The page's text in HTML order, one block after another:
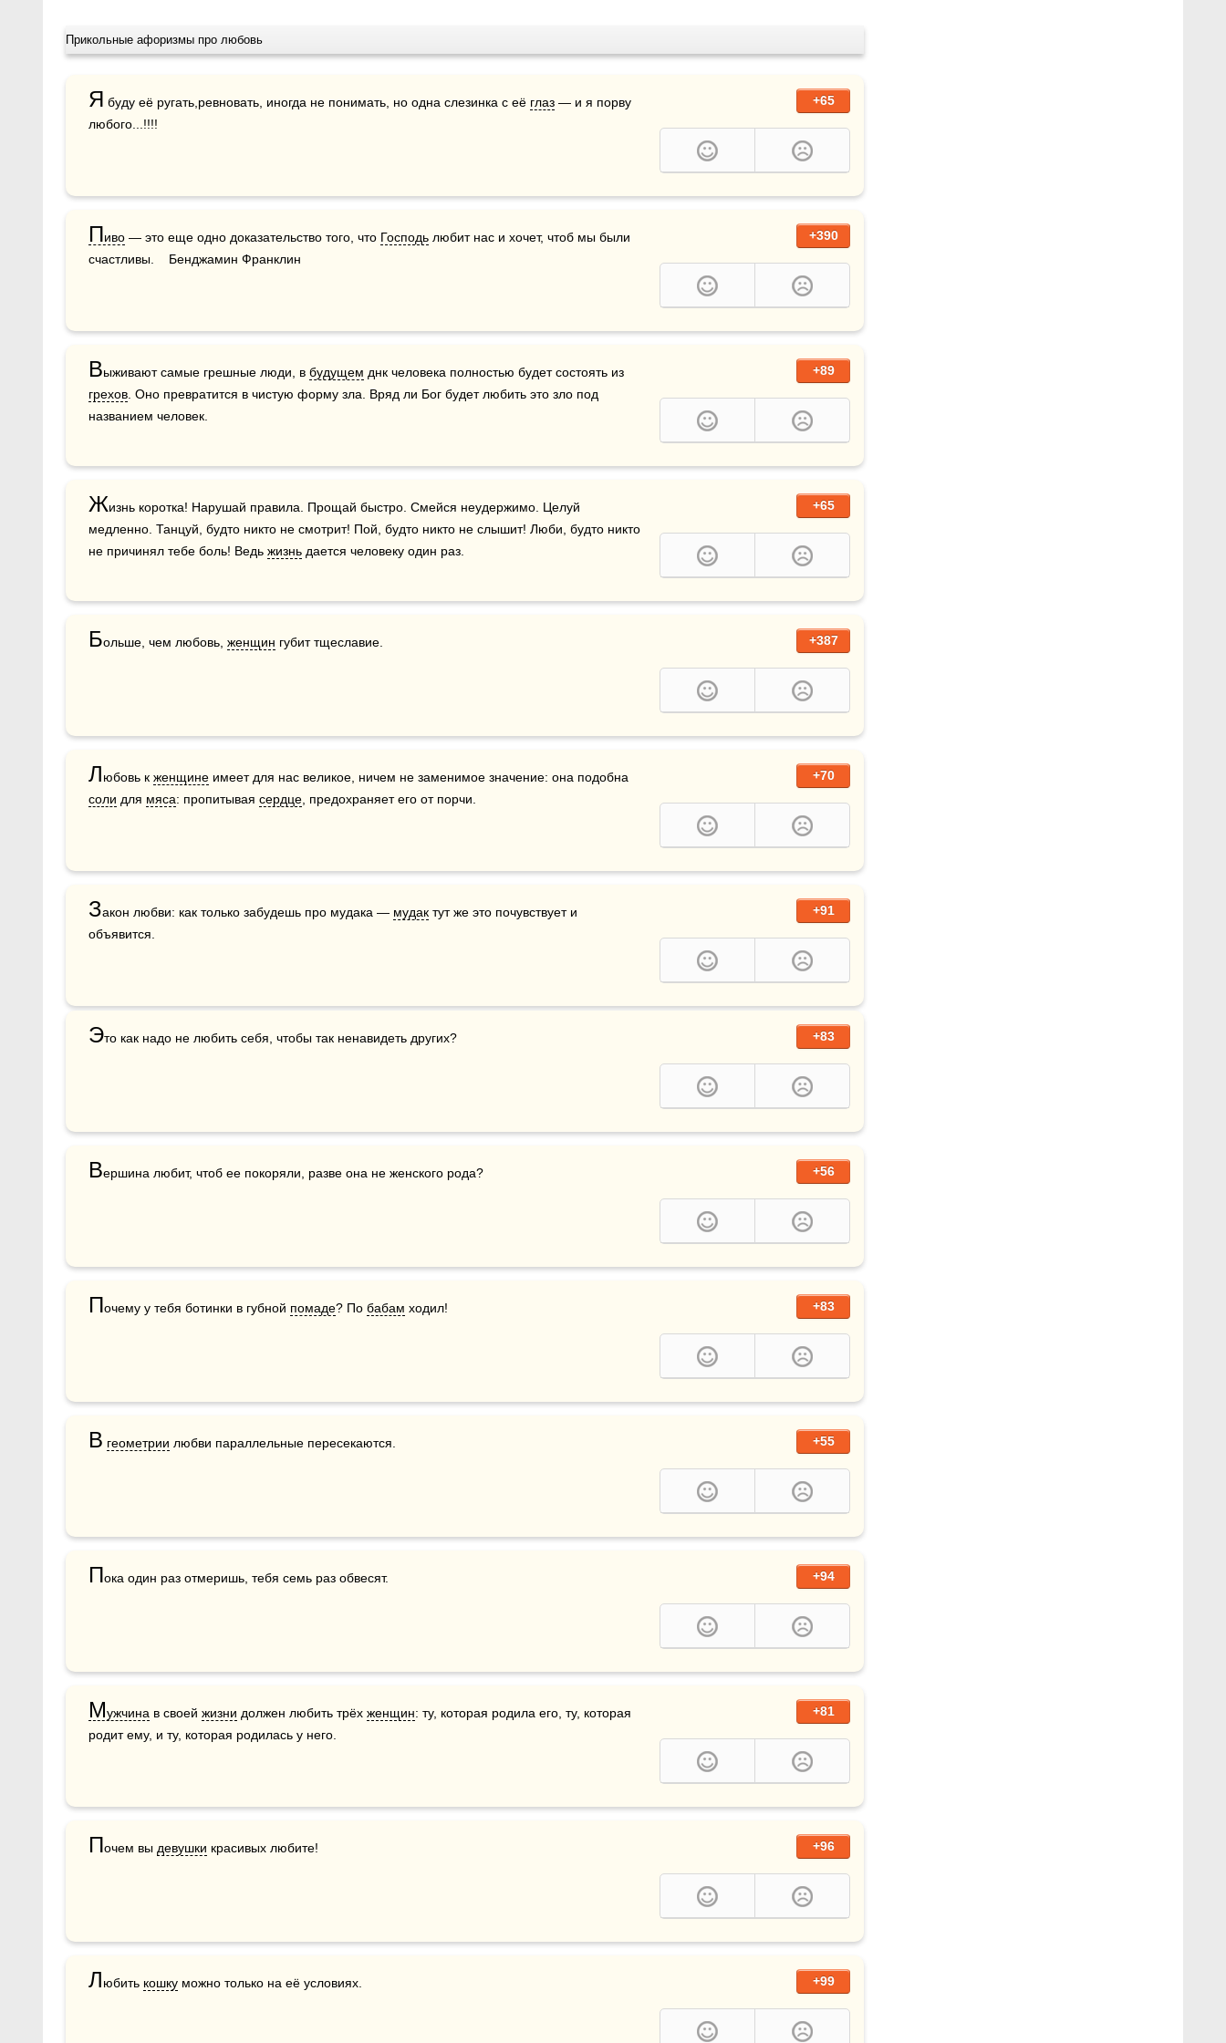
Прикольные афоризмы про любовь
+65
Я буду её ругать,ревновать, иногда не понимать, но одна слезинка с её глаз — и я порву
любого...!!!!
+390
Пиво — это еще одно доказательство того, что Господь любит нас и хочет, чтоб мы были
счастливы.    Бенджамин Франклин
+89
Выживают самые грешные люди, в будущем
грехов . Оно превратится в чистую форму зла. Вряд ли Бог будет любить это зло под
названием человек.
+65
Жизнь коротка! Нарушай правила. Прощай быстро. Смейся неудержимо. Целуй
медленно. Танцуй, будто никто не смотрит! Пой, будто никто не слышит! Люби, будто никто
не причинял тебе боль! Ведь жизнь дается человеку один раз.
+387
Больше, чем любовь, женщин губит тщеславие.
+70
Любовь к женщине
соли для мяса: пропитывая сердце , предохраняет его от порчи.
+91
Закон любви: как только забудешь про мудака — мудак тут же это почувствует и
объявится.
+83
Это как надо не любить себя, чтобы так ненавидеть других?
+56
Вершина любит, чтоб ее покоряли, разве она не женского рода?
+83
Почему у тебя ботинки в губной помаде? По бабам ходил!
+55
В геометрии любви параллельные пересекаются.
+94
Пока один раз отмеришь, тебя семь раз обвесят.
+81
Мужчина в своей жизни должен любить трёх женщин: ту, которая родила его, ту, которая
родит ему, и ту, которая родилась у него.
+96
Почем вы девушки красивых любите!
+99
Любить кошку можно только на её условиях.